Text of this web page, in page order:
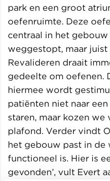
park en een groot
oefenruimte. Deze
centraal in het
weggestopt, maar juist
Revalideren draait
gedeelte om oefenen.
hiermee wordt
patiënten niet naar
staren, maar kozen we
plafond. Verder vindt
het gebouw past in de
functioneel is. Hier is
gevonden’, vult Evert